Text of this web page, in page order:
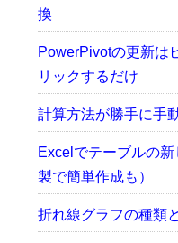
換
PowerPivotの更新は
リックするだけ
計算方法が勝手に手
Excelでテーブルの
製で簡単作成も）
折れ線グラフの種類